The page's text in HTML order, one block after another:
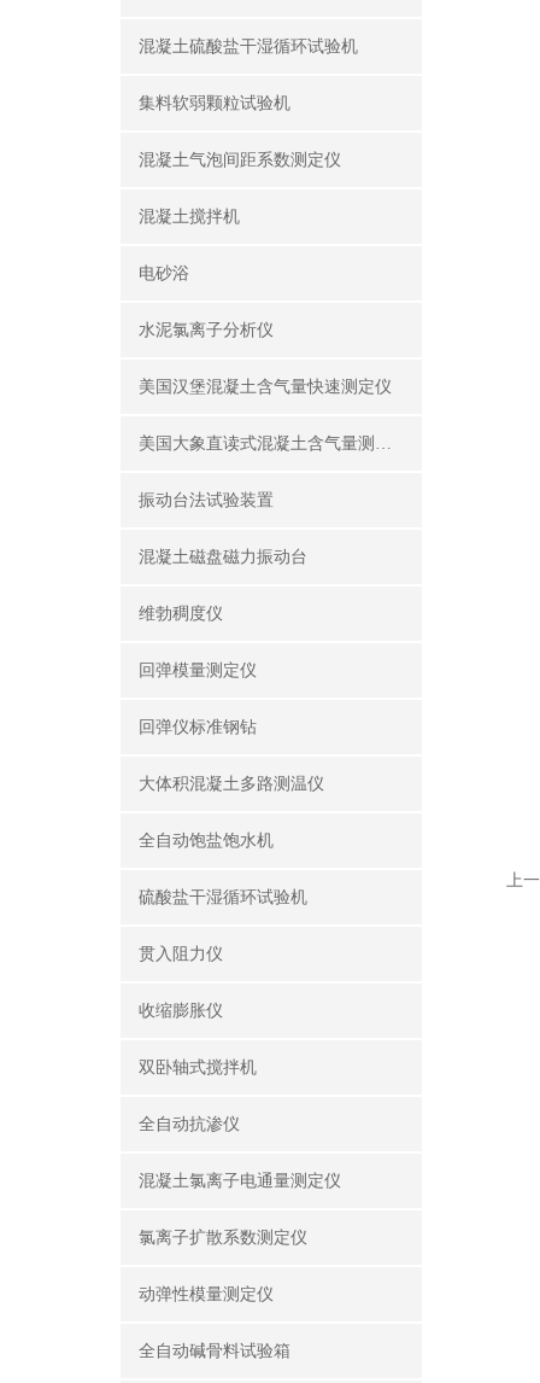
混凝土硫酸盐干湿循环试验机
集料软弱颗粒试验机
混凝土气泡间距系数测定仪
混凝土搅拌机
电砂浴
水泥氯离子分析仪
美国汉堡混凝土含气量快速测定仪
美国大象直读式混凝土含气量测定仪
振动台法试验装置
混凝土磁盘磁力振动台
维勃稠度仪
回弹模量测定仪
回弹仪标准钢钻
大体积混凝土多路测温仪
全自动饱盐饱水机
硫酸盐干湿循环试验机
贯入阻力仪
收缩膨胀仪
双卧轴式搅拌机
全自动抗渗仪
混凝土氯离子电通量测定仪
氯离子扩散系数测定仪
动弹性模量测定仪
全自动碱骨料试验箱
上